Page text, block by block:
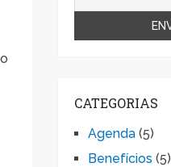
CATEGORIAS
Agenda (5)
Benefícios (5)